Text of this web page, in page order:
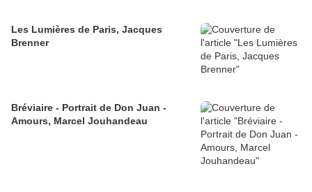
Les Lumières de Paris, Jacques
Brenner
Bréviaire - Portrait de Don Juan -
Amours, Marcel Jouhandeau